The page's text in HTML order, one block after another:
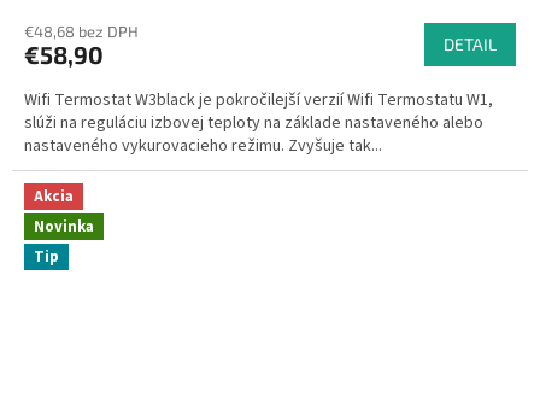
produktu
je
z
5
hviezdičiek.
€48,68 bez DPH
€58,90 DETAIL
Wifi Termostat W3black je pokročilejší verzií Wifi Termostatu W1,
slúži na reguláciu izbovej teploty na základe nastaveného alebo
nastaveného vykurovacieho režimu. Zvyšuje tak...
Akcia
Novinka
Tip